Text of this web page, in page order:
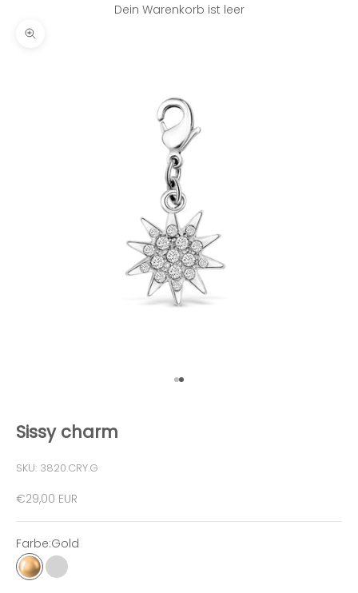
Dein Warenkorb ist leer
Bild vergrößern
Gehe zu Element 1
Gehe zu Element 2
Sissy charm
SKU: 3820.CRY.G
Angebot
€29,00 EUR
Farbe:Gold
GoldSilber